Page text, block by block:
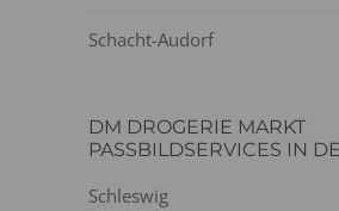
Schacht-Audorf
DM DROGERIE MARKT
PASSBILDSERVICES IN
Schleswig